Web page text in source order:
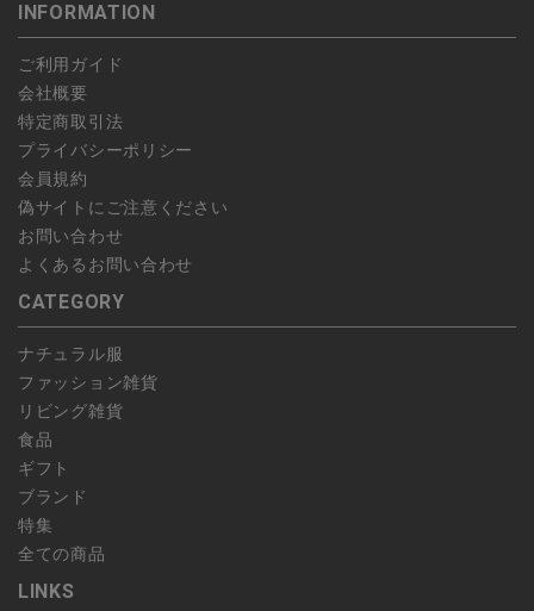
します。
予約商品など一部キャンセルが出来ない場合がございます。あら
かじめご了承ください。
こちら よりご依頼ください。
INFORMATION
ご利用ガイド
会社概要
特定商取引法
プライバシーポリシー
会員規約
偽サイトにご注意ください
お問い合わせ
よくあるお問い合わせ
CATEGORY
ナチュラル服
ファッション雑貨
リビング雑貨
食品
ギフト
ブランド
特集
全ての商品
LINKS